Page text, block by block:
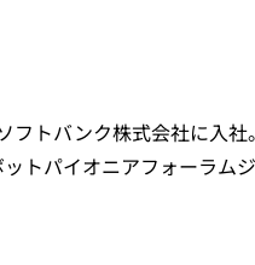
フトバンク株式会社に入
トパイオニアフォーラム